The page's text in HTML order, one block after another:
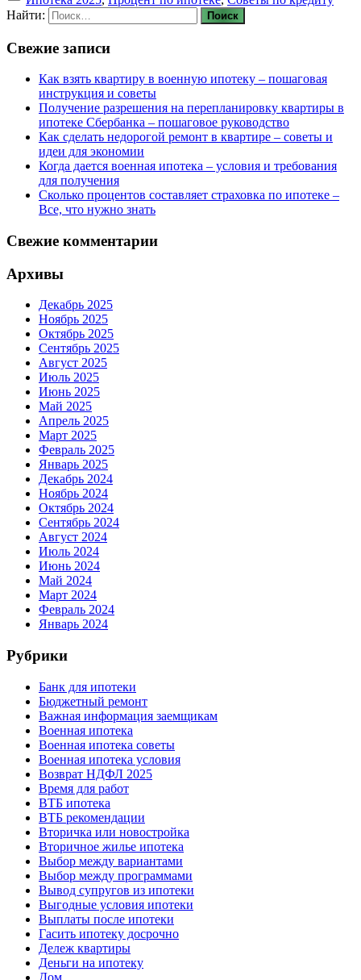
Найти:
Свежие записи
Как взять квартиру в военную ипотеку – пошаговая
инструкция и советы
Получение разрешения на перепланировку квартиры в
ипотеке Сбербанка – пошаговое руководство
Как сделать недорогой ремонт в квартире – советы и
идеи для экономии
Когда дается военная ипотека – условия и требования
для получения
Сколько процентов составляет страховка по ипотеке –
Все, что нужно знать
Свежие комментарии
Архивы
Декабрь 2025
Ноябрь 2025
Октябрь 2025
Сентябрь 2025
Август 2025
Июль 2025
Июнь 2025
Май 2025
Апрель 2025
Март 2025
Февраль 2025
Январь 2025
Декабрь 2024
Ноябрь 2024
Октябрь 2024
Сентябрь 2024
Август 2024
Июль 2024
Июнь 2024
Май 2024
Март 2024
Февраль 2024
Январь 2024
Рубрики
Банк для ипотеки
Бюджетный ремонт
Важная информация заемщикам
Военная ипотека
Военная ипотека советы
Военная ипотека условия
Возврат НДФЛ 2025
Время для работ
ВТБ ипотека
ВТБ рекомендации
Вторичка или новостройка
Вторичное жилье ипотека
Выбор между вариантами
Выбор между программами
Вывод супругов из ипотеки
Выгодные условия ипотеки
Выплаты после ипотеки
Гасить ипотеку досрочно
Дележ квартиры
Деньги на ипотеку
Дом